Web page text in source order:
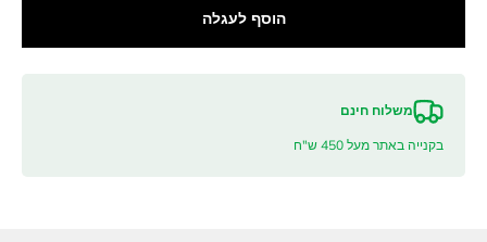
הוסף לעגלה
משלוח חינם
בקנייה באתר מעל 450 ש"ח